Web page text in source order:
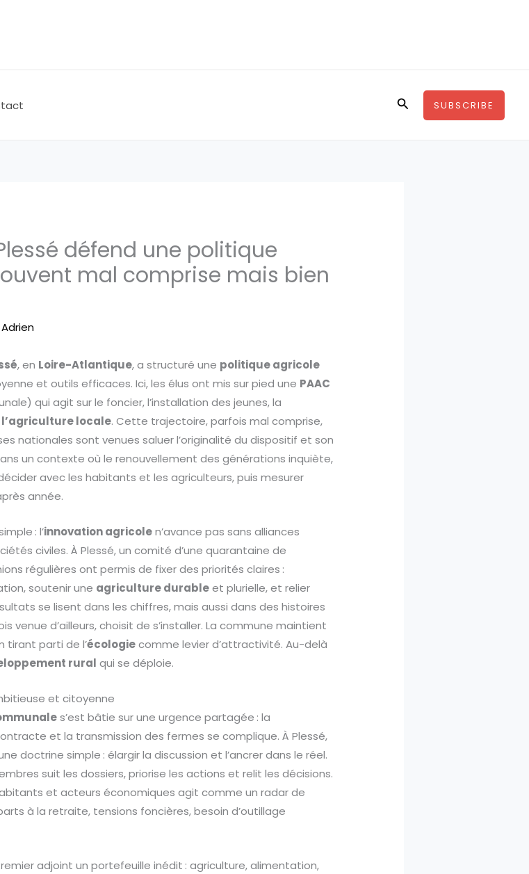
Rechercher
SUBSCRIBE
défend une politique
mal comprise mais bien
Adrien
, en Loire-Atlantique, a structuré une politique agricole
et outils efficaces. Ici, les élus ont mis sur pied une PAAC
qui agit sur le foncier, l’installation des jeunes, la
l’agriculture locale. Cette trajectoire, parfois mal comprise,
nationales sont venues saluer l’originalité du dispositif et son
un contexte où le renouvellement des générations inquiète,
avec les habitants et les agriculteurs, puis mesurer
année.
: l’innovation agricolen’avance pas sans alliances
civiles. À Plessé, un comité d’une quarantaine de
régulières ont permis de fixer des priorités claires :
soutenir une agriculture durableet plurielle, et relier
se lisent dans les chiffres, mais aussi dans des histoires
venue d’ailleurs, choisit de s’installer. La commune maintient
tirant parti de l’écologiecomme levier d’attractivité. Au-delà
rural qui se déploie.
et citoyenne
s’est bâtie sur une urgence partagée : la
et la transmission des fermes se complique. À Plessé,
doctrine simple : élargir la discussion et l’ancrer dans le réel.
suit les dossiers, priorise les actions et relit les décisions.
et acteurs économiques agit comme un radar de
à la retraite, tensions foncières, besoin d’outillage
adjoint un portefeuille inédit : agriculture, alimentation,